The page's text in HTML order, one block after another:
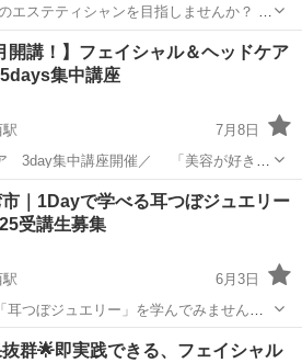
い！ ・美容と癒やしの知識を深めたい！
浦西駅 エステ
開講！】フェイシャル＆ヘッドケア
集中講座
7月8日
中講座開催／ 「美容が好き」
人を癒せる技術を学びたい」 そんな
方におすすめの3日間講座です💆‍♀️✨ 基礎から応用までし...
浦西駅 エステ ヘッド
市｜1Dayで学べる耳つぼジュエリー
受講生募集
6月3日
耳つぼジュエリー」を学んでみません
礎知識から施術技術、サロン導入まで実
の
浦西駅 エステ
群🌟即実践できる、フェイシャル